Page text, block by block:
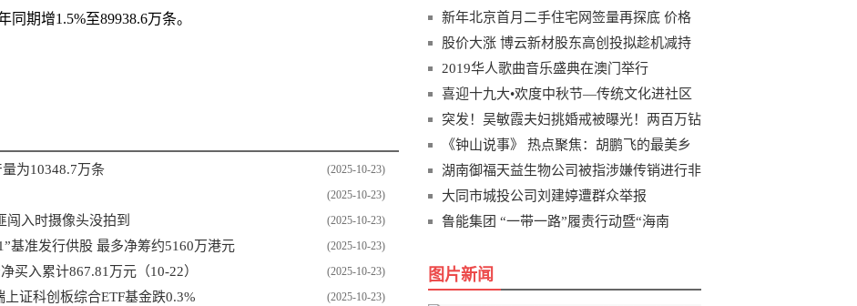
期增1.5%至89938.6万条。
(2025-10-23)
为10348.7万条
(2025-10-23)
(2025-10-23)
闯入时摄像头没拍到
(2025-10-23)
基准发行供股 最多净筹约5160万港元
(2025-10-23)
买入累计867.81万元（10-22）
(2025-10-23)
上证科创板综合ETF基金跌0.3%
新年北京首月二手住宅网签量再探底 价格
股价大涨 博云新材股东高创投拟趁机减持
2019华人歌曲音乐盛典在澳门举行
喜迎十九大•欢度中秋节—传统文化进社区
突发！吴敏霞夫妇挑婚戒被曝光！两百万钻
《钟山说事》 热点聚焦：胡鹏飞的最美乡
湖南御福天益生物公司被指涉嫌传销进行非
大同市城投公司刘建婷遭群众举报
鲁能集团 “一带一路”履责行动暨“海南
图片新闻